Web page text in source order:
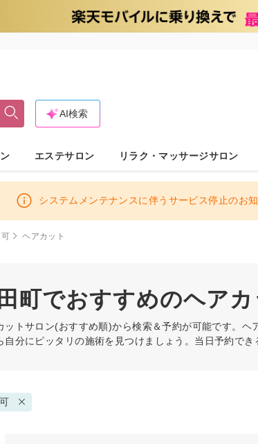
AI検索
エステサロン リラク・マッサージサロン
システムメンテナンスに伴うサービス停止のお
ヘアカット
町でおすすめのヘア
ットサロン(おすすめ順)から検索＆予約が可能です。
自分にピッタリの施術を見つけましょう。当日予約でき